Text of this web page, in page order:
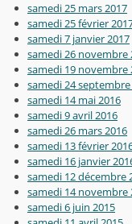
samedi 25 mars 2017
samedi 25 février
samedi 7 janvier 2017
samedi 26 novembre
samedi 19 novembre
samedi 24 septembre
samedi 14 mai 2016
samedi 9 avril 2016
samedi 26 mars 2016
samedi 13 février
samedi 16 janvier
samedi 12 décembre
samedi 14 novembre
samedi 6 juin 2015